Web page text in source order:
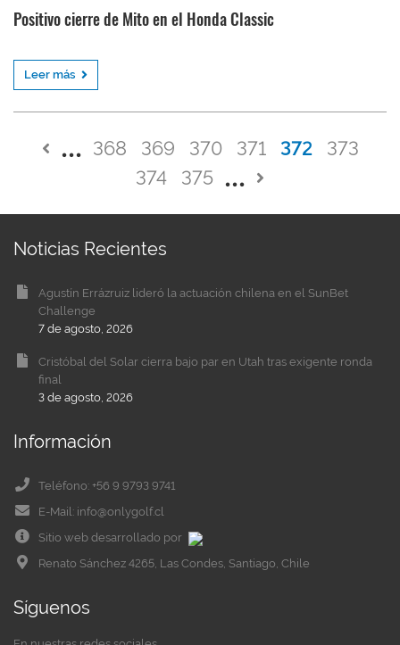
Positivo cierre de Mito en el Honda Classic
Leer más
368 369 370 371 372
373
374
375
Noticias Recientes
Agustín Errázruiz lideró la actuación chilena en el SunBet
Challenge
7 de agosto, 2026
Cristóbal del Solar cierra bajo par en Utah tras exigente ronda
final
3 de agosto, 2026
Información
Teléfono: +56 9 9793 9741
E-Mail: info@onlygolf.cl
Sitio web desarrollado por
Renato Sánchez 4265, Las Condes, Santiago, Chile
Síguenos